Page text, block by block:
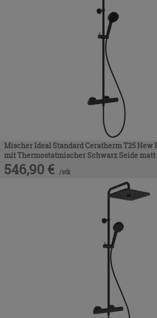
Mischer Ideal Standard Ceratherm T25 New
mit Thermostatmischer Schwarz Seide matt
546,90 € /stk